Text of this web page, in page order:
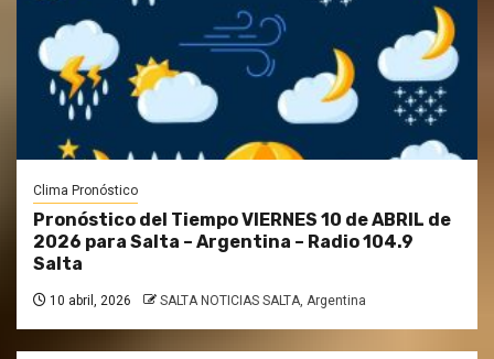
Clima Pronóstico
Pronóstico del Tiempo VIERNES 10 de ABRIL de
2026 para Salta – Argentina – Radio 104.9
Salta
10 abril, 2026 SALTA NOTICIAS SALTA, Argentina